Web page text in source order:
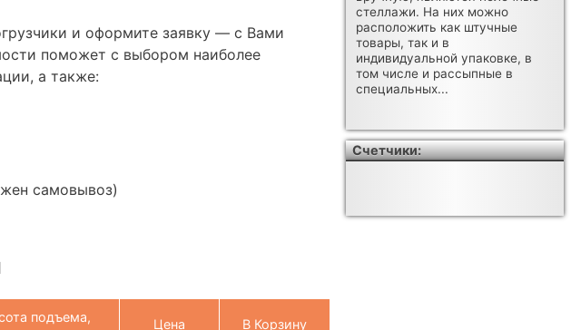
и оформите заявку — с Вами
поможет с выбором наиболее
а также:
самовывоз)
подъема,
Цена В Корзину
стеллажи. На них можно
расположить как штучные
товары, так и в
индивидуальной упаковке, в
том числе и рассыпные в
специальных...
Счетчики: